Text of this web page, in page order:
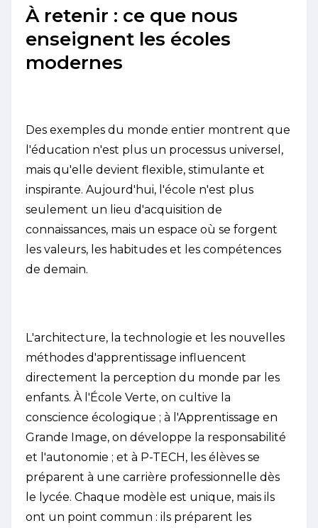
À retenir : ce que nous
enseignent les écoles
modernes
Des exemples du monde entier montrent que
l'éducation n'est plus un processus universel,
mais qu'elle devient flexible, stimulante et
inspirante. Aujourd'hui, l'école n'est plus
seulement un lieu d'acquisition de
connaissances, mais un espace où se forgent
les valeurs, les habitudes et les compétences
de demain.
L'architecture, la technologie et les nouvelles
méthodes d'apprentissage influencent
directement la perception du monde par les
enfants. À l'École Verte, on cultive la
conscience écologique ; à l'Apprentissage en
Grande Image, on développe la responsabilité
et l'autonomie ; et à P-TECH, les élèves se
préparent à une carrière professionnelle dès
le lycée. Chaque modèle est unique, mais ils
ont un point commun : ils préparent les